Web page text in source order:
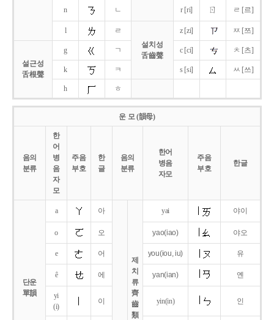
n ㄴ r [ri] ㄖ ㄹ [르]
l
ㄹ
설치성
舌齒聲
z [zi] ㅉ [쯔]
설근성
舌根聲
g ㄱ c [ci] ㅊ [츠]
k ㅋ s [si] ㅆ [쓰]
h ㅎ
운 모 (韻母)
음의
분류
한
어
병
음
자
모
주음
부호
한
글
음의
분류
한어
병음
자모
주음
부호
한글
단운
單韻
a 아
제
치
류
齊
齒
類
yai 야이
o 오 yao(iao) 야오
e 어 you(iou,iu) 유
ê 에 yan(ian) 옌
yi
(i)
이 yin(in) 인